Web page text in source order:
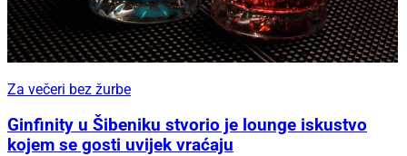
Za večeri bez žurbe
Ginfinity u Šibeniku stvorio je lounge iskustvo
kojem se gosti uvijek vraćaju